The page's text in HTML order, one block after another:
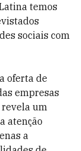
temos
sociais com
oferta de
empresas
um
atenção
a